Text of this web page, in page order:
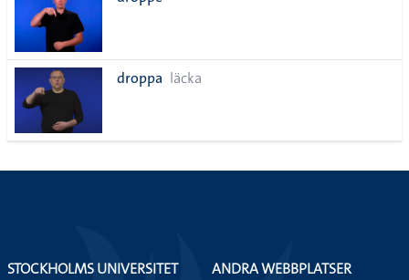
droppa läcka
STOCKHOLMS UNIVERSITET
ANDRA WEBBPLATSER